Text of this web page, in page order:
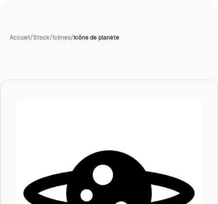
Accueil/Stock/Icônes/Icône de planète